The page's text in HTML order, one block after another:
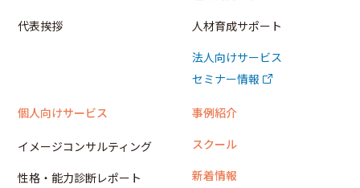
代表挨拶
人材育成サポート
法人向けサービス
セミナー情報
個人向けサービス
イメージコンサルティング
性格・能力診断レポート
事例紹介
スクール
新着情報